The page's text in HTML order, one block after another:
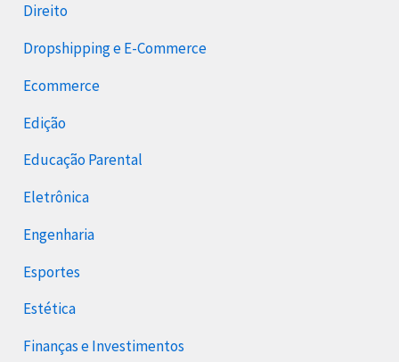
Direito
Dropshipping e E-Commerce
Ecommerce
Edição
Educação Parental
Eletrônica
Engenharia
Esportes
Estética
Finanças e Investimentos